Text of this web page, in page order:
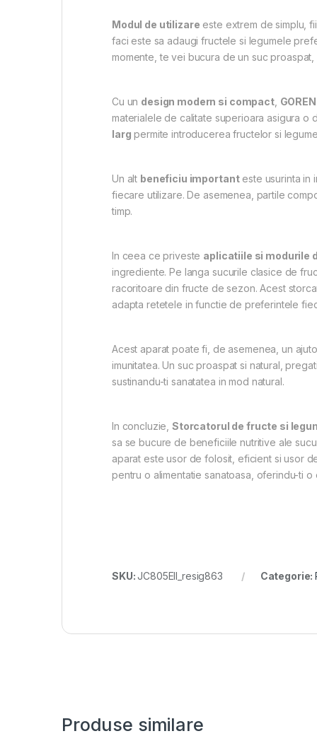
Modul de utilizare este extrem de simplu,
faci este sa adaugi fructele si legumele
momente, te vei bucura de un suc
Cu un design modern si compact,
materialele de calitate superioara asigura o
larg permite introducerea fructelor si
Un alt beneficiu importanteste usurinta in
fiecare utilizare. De asemenea, partile
timp.
In ceea ce priveste aplicatiile si modurile
ingrediente. Pe langa sucurile clasice de
racoritoare din fructe de sezon. Acest
adapta retetele in functie de preferintele
Acest aparat poate fi, de asemenea, un
imunitatea. Un suc proaspat si natural,
sustinandu-ti sanatatea in mod natural.
In concluzie,Storcatorul de fructe si
sa se bucure de beneficiile nutritive ale
aparat este usor de folosit, eficient si usor
pentru o alimentatie sanatoasa, oferindu-ti
SKU:JC805EII_resig863 Categorie:
Produse similare